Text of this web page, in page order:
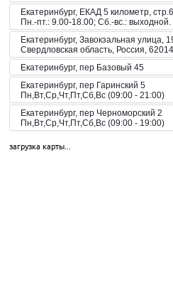
Екатеринбург, ЕКАД 5 километр,
Пн.-пт.: 9.00-18.00; Сб.-вс.: выходной.
Екатеринбург, Завокзальная улица,
Свердловская область, Россия,
Екатеринбург, пер Базовый 45
Екатеринбург, пер Гаринский 5
Пн,Вт,Ср,Чт,Пт,Сб,Вс (09:00 - 21:00)
Екатеринбург, пер Черноморский 2
Пн,Вт,Ср,Чт,Пт,Сб,Вс (09:00 - 19:00)
Пн-Вс 10:00-20:00
загрузка карты...